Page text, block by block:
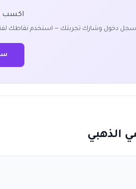
اكسب
سجل دخول وشارك تجربتك — استخدم نقاطك